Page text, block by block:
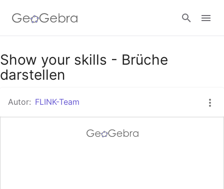
Google Classroom
Anmelden
Show your skills - Brüche
darstellen
Autor: FLINK-Team